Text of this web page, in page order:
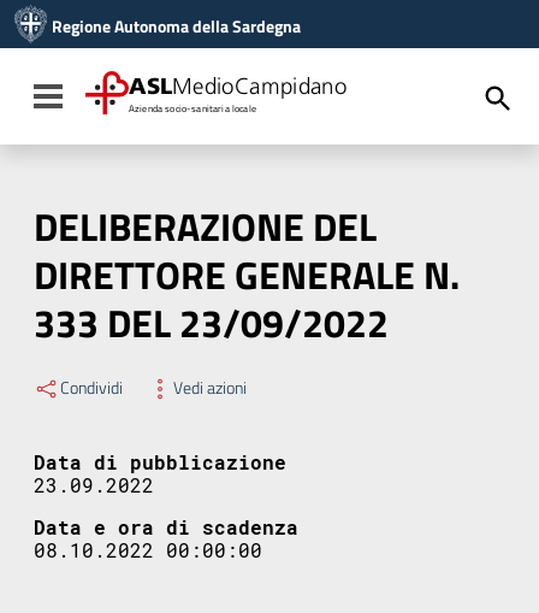
Vai al menu di navigazione
Vai al footer
Regione Autonoma della Sardegna
Toggle navigation
ASLMedioCampidano
Azienda socio-sanitaria locale
DELIBERAZIONE DEL
DIRETTORE GENERALE N.
333 DEL 23/09/2022
Condividi Vedi azioni
Data di pubblicazione
23.09.2022
Data e ora di scadenza
08.10.2022 00:00:00